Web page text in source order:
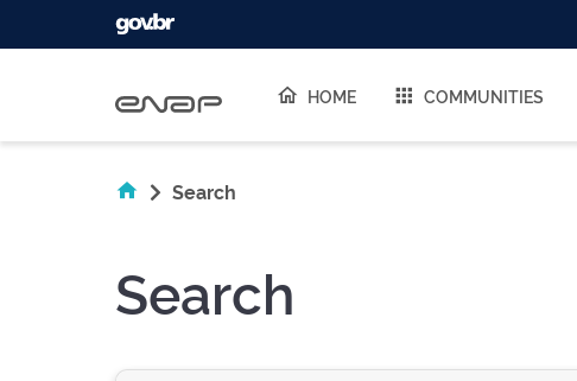
HOME COMMUNITIES
Search
Search